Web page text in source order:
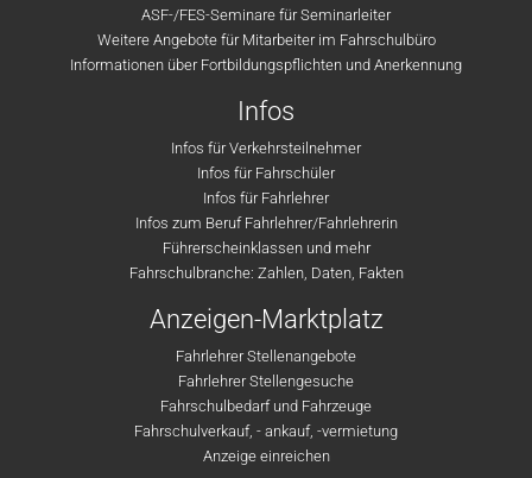
ASF-/FES-Seminare für Seminarleiter
Weitere Angebote für Mitarbeiter im Fahrschulbüro
Informationen über Fortbildungspflichten und Anerkennung
Infos
Infos für Verkehrsteilnehmer
Infos für Fahrschüler
Infos für Fahrlehrer
Infos zum Beruf Fahrlehrer/Fahrlehrerin
Führerscheinklassen und mehr
Fahrschulbranche: Zahlen, Daten, Fakten
Anzeigen-Marktplatz
Fahrlehrer Stellenangebote
Fahrlehrer Stellengesuche
Fahrschulbedarf und Fahrzeuge
Fahrschulverkauf, - ankauf, -vermietung
Anzeige einreichen